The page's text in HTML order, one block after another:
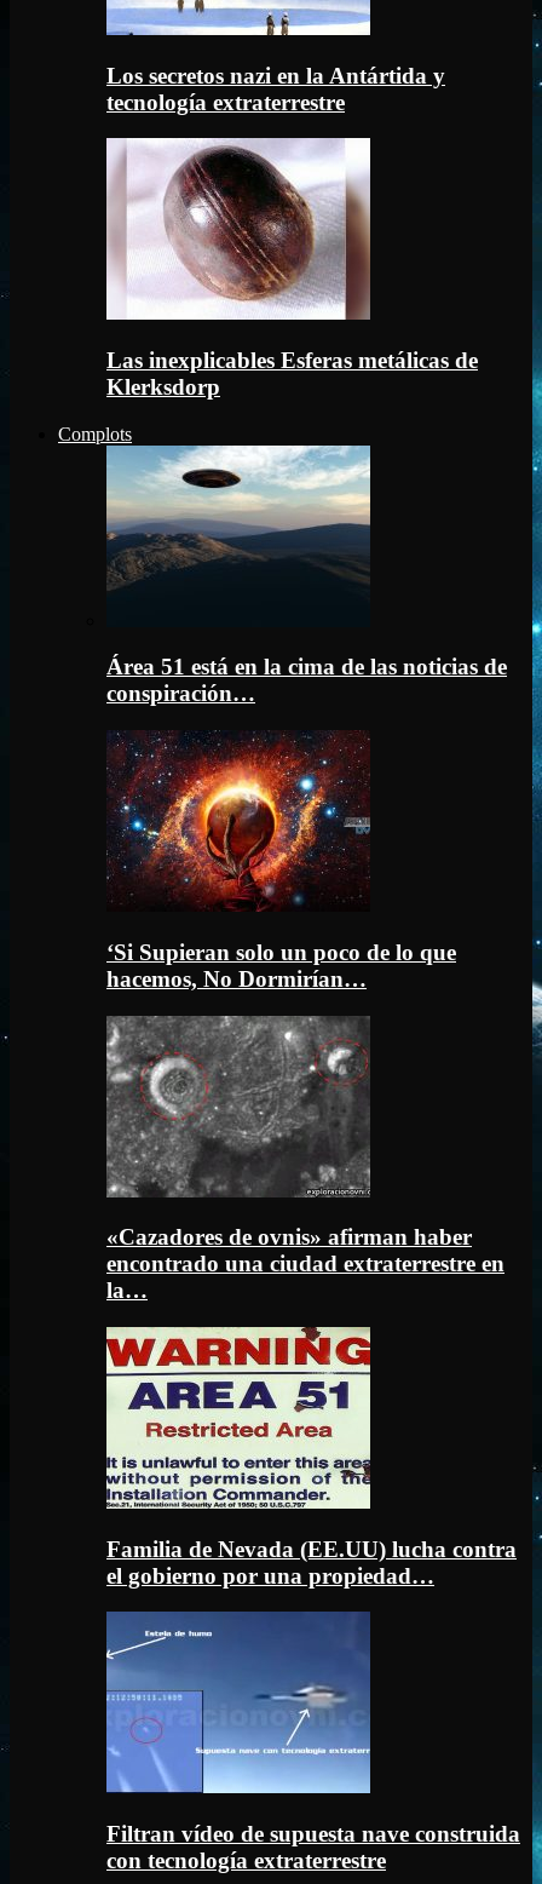
Los secretos nazi en la Antártida y
tecnología extraterrestre
Las inexplicables Esferas metálicas de
Klerksdorp
Complots
Área 51 está en la cima de las noticias de
conspiración…
‘Si Supieran solo un poco de lo que
hacemos, No Dormirían…
«Cazadores de ovnis» afirman haber
encontrado una ciudad extraterrestre en
la…
Familia de Nevada (EE.UU) lucha contra
el gobierno por una propiedad…
Filtran vídeo de supuesta nave construida
con tecnología extraterrestre